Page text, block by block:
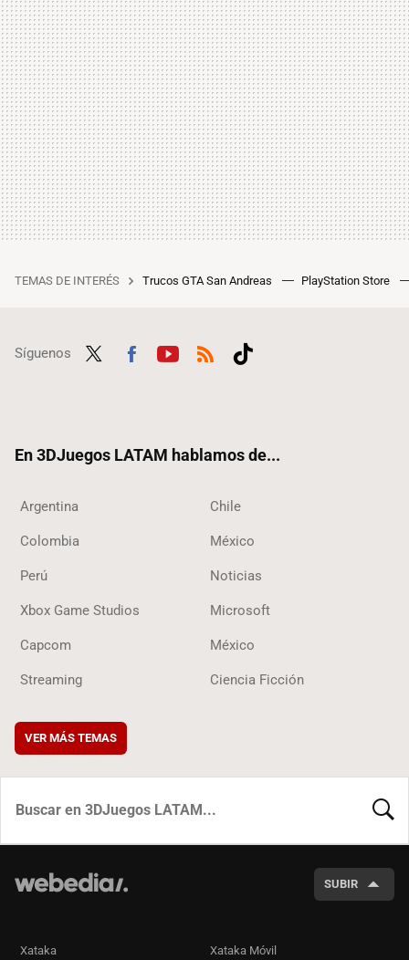
TEMAS DE INTERÉS Trucos GTA San Andreas PlayStation Store
Síguenos
En 3DJuegos LATAM hablamos de...
Argentina Chile
Colombia México
Perú Noticias
Xbox Game Studios Microsoft
Capcom México
Streaming Ciencia Ficción
VER MÁS TEMAS
SUBIR
Xataka Xataka Móvil